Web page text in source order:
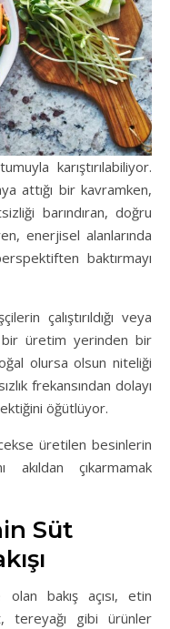
karıştırılabiliyor.
attığı bir kavramken,
barındıran, doğru
enerjisel alanlarında
baktırmayı
çalıştırıldığı veya
bir üretim yerinden bir
olursa olsun niteliği
frekansından dolayı
öğütlüyor.
üretilen besinlerin
akıldan çıkarmamak
Süt
bakış açısı, etin
tereyağı gibi ürünler